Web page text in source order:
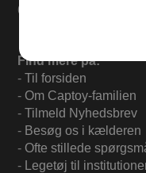
60 dages returret.
Find mere på:
- Til forsiden
- Om Captoy-familien
- Tilmeld Nyhedsbrev
- Besøg os i kælderen
- Ofte stillede
- Legetøj til